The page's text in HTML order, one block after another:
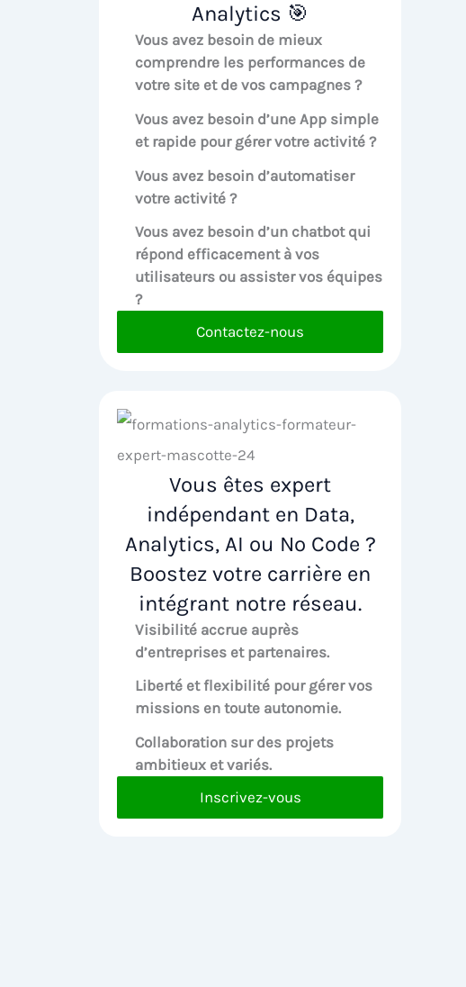
Analytics 🎯
Vous avez besoin de mieux
comprendre les performances de
votre site et de vos campagnes ?
Vous avez besoin d’une App simple
et rapide pour gérer votre activité ?
Vous avez besoin d’automatiser
votre activité ?
Vous avez besoin d’un chatbot qui
répond efficacement à vos
utilisateurs ou assister vos équipes
?
Contactez-nous
Vous êtes expert
indépendant en Data,
Analytics, AI ou No Code ?
Boostez votre carrière en
intégrant notre réseau.
Visibilité accrue auprès
d’entreprises et partenaires.
Liberté et flexibilité pour gérer vos
missions en toute autonomie.
Collaboration sur des projets
ambitieux et variés.
Inscrivez-vous